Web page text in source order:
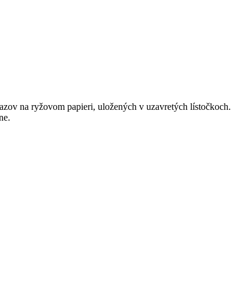
na ryžovom papieri, uložených v uzavretých lístočkoch.